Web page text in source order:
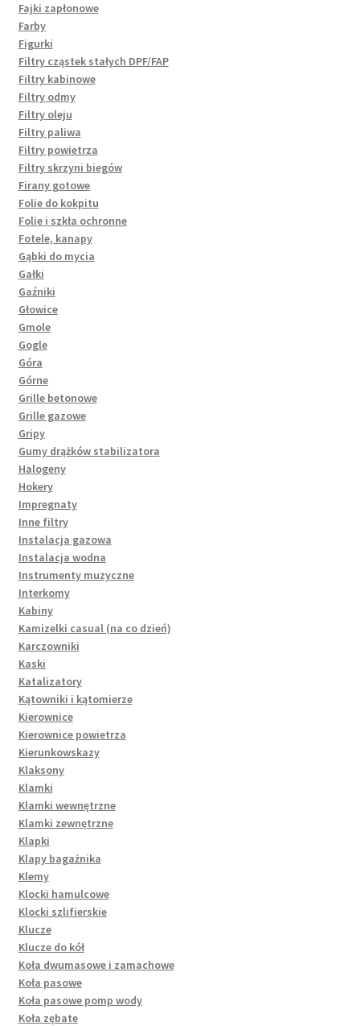
Fajki zapłonowe
Farby
Figurki
Filtry cząstek stałych DPF/FAP
Filtry kabinowe
Filtry odmy
Filtry oleju
Filtry paliwa
Filtry powietrza
Filtry skrzyni biegów
Firany gotowe
Folie do kokpitu
Folie i szkła ochronne
Fotele, kanapy
Gąbki do mycia
Gałki
Gaźniki
Głowice
Gmole
Gogle
Góra
Górne
Grille betonowe
Grille gazowe
Gripy
Gumy drążków stabilizatora
Halogeny
Hokery
Impregnaty
Inne filtry
Instalacja gazowa
Instalacja wodna
Instrumenty muzyczne
Interkomy
Kabiny
Kamizelki casual (na co dzień)
Karczowniki
Kaski
Katalizatory
Kątowniki i kątomierze
Kierownice
Kierownice powietrza
Kierunkowskazy
Klaksony
Klamki
Klamki wewnętrzne
Klamki zewnętrzne
Klapki
Klapy bagażnika
Klemy
Klocki hamulcowe
Klocki szlifierskie
Klucze
Klucze do kół
Koła dwumasowe i zamachowe
Koła pasowe
Koła pasowe pomp wody
Koła zębate